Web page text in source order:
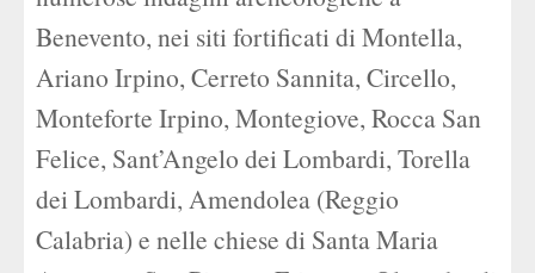
Benevento, nei siti fortificati di Montella,
Ariano Irpino, Cerreto Sannita, Circello,
Monteforte Irpino, Montegiove, Rocca San
Felice, Sant’Angelo dei Lombardi, Torella
dei Lombardi, Amendolea (Reggio
Calabria) e nelle chiese di Santa Maria